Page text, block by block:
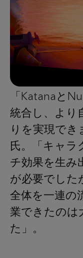
「Katanaと
統合し、より
りを実現でき
氏。「キャラ
チ効果を生み
が必要でした
全体を一連の
業できたのは
た」。